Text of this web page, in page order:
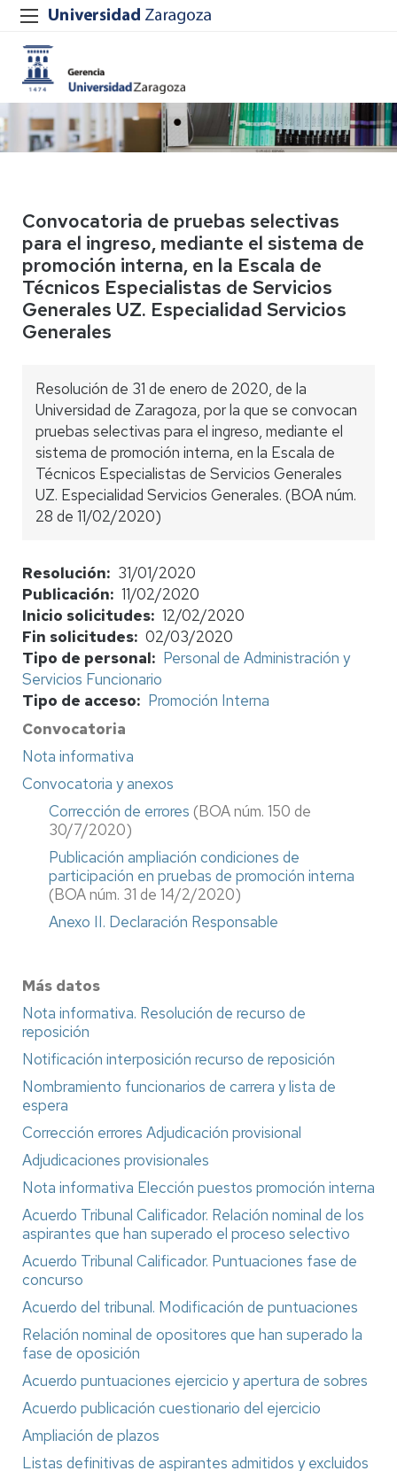
Convocatoria de pruebas selectivas
para el ingreso, mediante el sistema de
promoción interna, en la Escala de
Técnicos Especialistas de Servicios
Generales UZ. Especialidad Servicios
Generales
Resolución de 31 de enero de 2020, de la
Universidad de Zaragoza, por la que se convocan
pruebas selectivas para el ingreso, mediante el
sistema de promoción interna, en la Escala de
Técnicos Especialistas de Servicios Generales
UZ. Especialidad Servicios Generales. (BOA núm.
28 de 11/02/2020)
Resolución
31/01/2020
Publicación
11/02/2020
Inicio solicitudes 12/02/2020
Fin solicitudes 02/03/2020
Tipo de personal
Personal de Administración y
Servicios Funcionario
Tipo de acceso
Promoción Interna
Convocatoria
Nota informativa
Convocatoria y anexos
Corrección de errores (BOA núm. 150 de
30/7/2020)
Publicación ampliación condiciones de
participación en pruebas de promoción interna
(BOA núm. 31 de 14/2/2020)
Anexo II. Declaración Responsable
Más datos
Nota informativa. Resolución de recurso de
reposición
Notificación interposición recurso de reposición
Nombramiento funcionarios de carrera y lista de
espera
Corrección errores Adjudicación provisional
Adjudicaciones provisionales
Nota informativa Elección puestos promoción interna
Acuerdo Tribunal Calificador. Relación nominal de los
aspirantes que han superado el proceso selectivo
Acuerdo Tribunal Calificador. Puntuaciones fase de
concurso
Acuerdo del tribunal. Modificación de puntuaciones
Relación nominal de opositores que han superado la
fase de oposición
Acuerdo puntuaciones ejercicio y apertura de sobres
Acuerdo publicación cuestionario del ejercicio
Ampliación de plazos
Listas definitivas de aspirantes admitidos y excluidos